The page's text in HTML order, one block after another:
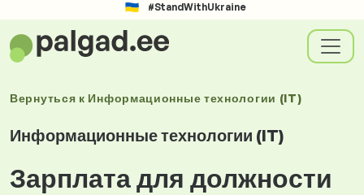
#StandWithUkraine
Вернуться к Информационные технологии (IT)
Информационные технологии (IT)
Зарплата для должности